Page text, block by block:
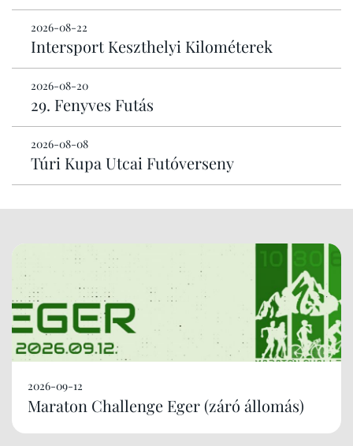
2026-08-22
Intersport Keszthelyi Kilométerek
2026-08-20
29. Fenyves Futás
2026-08-08
Túri Kupa Utcai Futóverseny
2026-09-12
Maraton Challenge Eger (záró állomás)